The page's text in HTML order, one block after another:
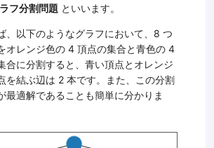
フ分割問題 といいます。
、以下のようなグラフにおいて、8 つ
オレンジ色の 4 頂点の集合と青色の 4
合に分割すると、青い頂点とオレンジ
を結ぶ辺は 2 本です。また、この分割
最適解であることも簡単に分かりま